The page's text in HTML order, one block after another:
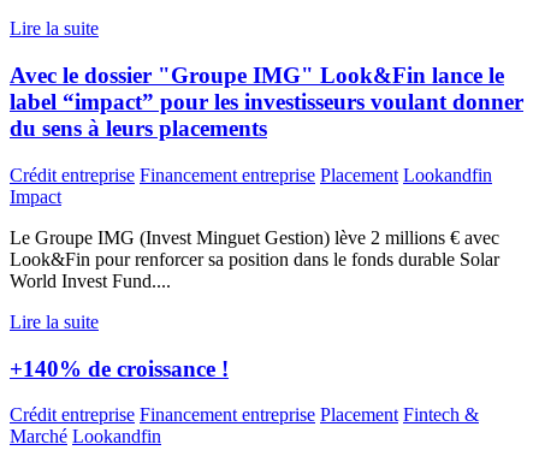
Lire la suite
Avec le dossier "Groupe IMG" Look&Fin lance le
label “impact” pour les investisseurs voulant donner
du sens à leurs placements
Crédit entreprise Financement entreprise Placement Lookandfin
Impact
Le Groupe IMG (Invest Minguet Gestion) lève 2 millions € avec
Look&Fin pour renforcer sa position dans le fonds durable Solar
World Invest Fund....
Lire la suite
+140% de croissance !
Crédit entreprise Financement entreprise Placement Fintech &
Marché Lookandfin